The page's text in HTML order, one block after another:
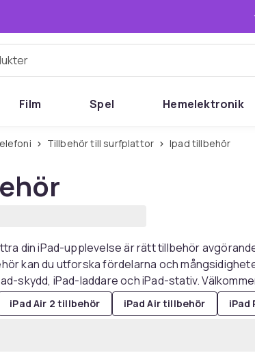
Film Spel Hemelektronik
Tillbehör till surfplattor Ipad tillbehör
din iPad-upplevelse är rätt tillbehör
kan du utforska fördelarna och
skydd, iPad-laddare och iPad-stativ.
iPad Air 2 tillbehör iPad Air tillbehör iPad